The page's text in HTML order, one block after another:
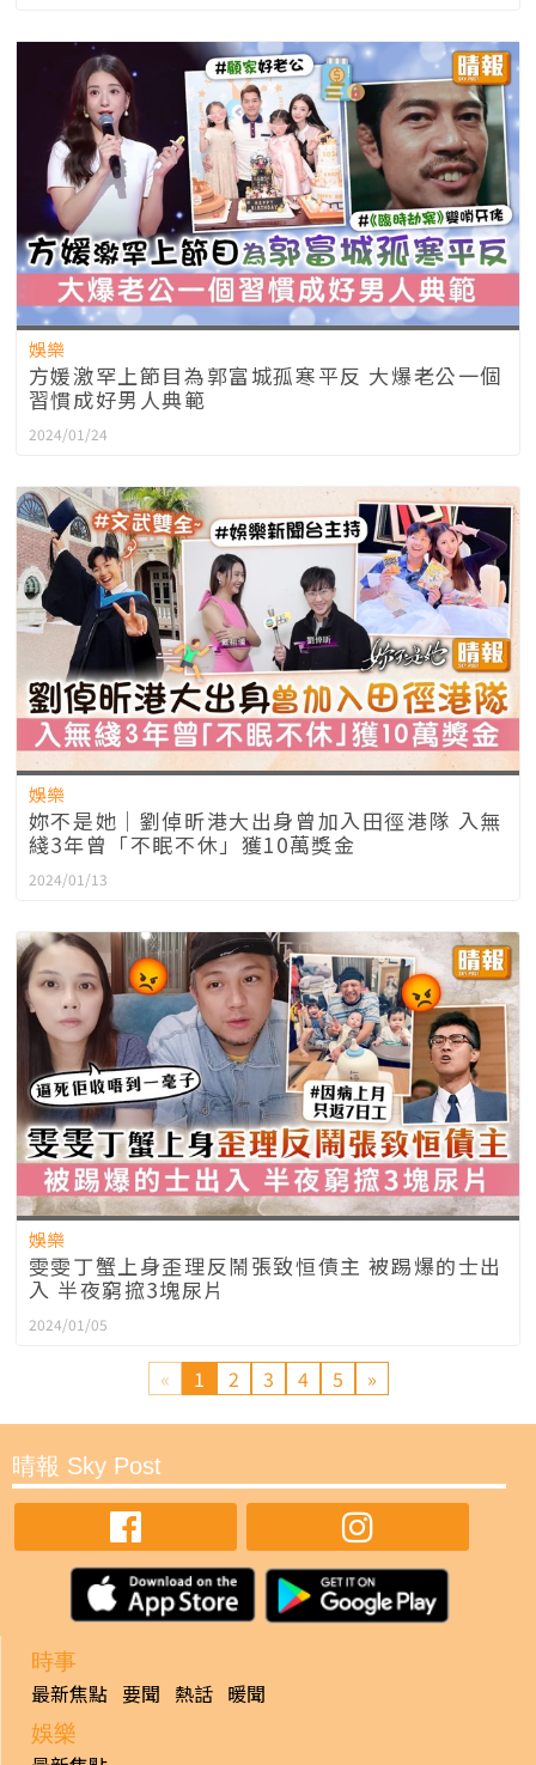
娛樂
方媛激罕上節目為郭富城孤寒平反 大爆老公一個
習慣成好男人典範
2024/01/24
娛樂
妳不是她｜劉倬昕港大出身曾加入田徑港隊 入無
綫3年曾「不眠不休」獲10萬獎金
2024/01/13
娛樂
雯雯丁蟹上身歪理反鬧張致恒債主 被踢爆的士出
入 半夜窮搲3塊尿片
2024/01/05
« 1 2 3 4 5 »
晴報 Sky Post
時事
最新焦點 要聞 熱話 暖聞
娛樂